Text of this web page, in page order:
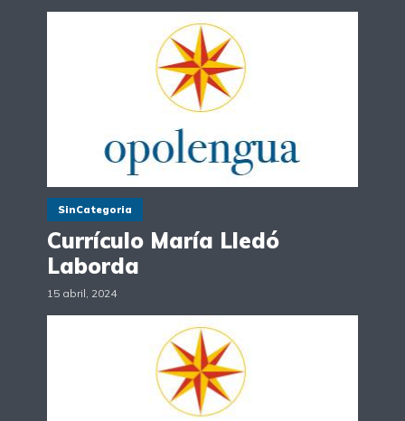
SinCategoria
Currículo María Lledó
Laborda
15 abril, 2024